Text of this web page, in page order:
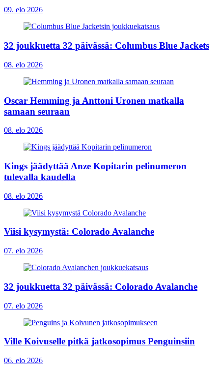
09. elo 2026
32 joukkuetta 32 päivässä: Columbus Blue Jackets
08. elo 2026
Oscar Hemming ja Anttoni Uronen matkalla
samaan seuraan
08. elo 2026
Kings jäädyttää Anze Kopitarin pelinumeron
tulevalla kaudella
08. elo 2026
Viisi kysymystä: Colorado Avalanche
07. elo 2026
32 joukkuetta 32 päivässä: Colorado Avalanche
07. elo 2026
Ville Koivuselle pitkä jatkosopimus Penguinsiin
06. elo 2026